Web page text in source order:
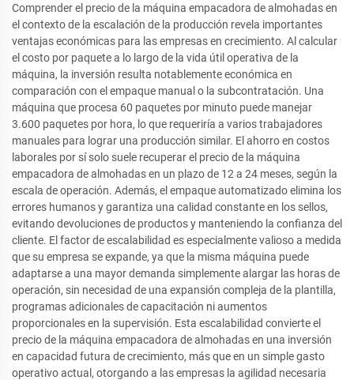
Comprender el precio de la máquina empacadora de almohadas en
el contexto de la escalación de la producción revela importantes
ventajas económicas para las empresas en crecimiento. Al calcular
el costo por paquete a lo largo de la vida útil operativa de la
máquina, la inversión resulta notablemente económica en
comparación con el empaque manual o la subcontratación. Una
máquina que procesa 60 paquetes por minuto puede manejar
3.600 paquetes por hora, lo que requeriría a varios trabajadores
manuales para lograr una producción similar. El ahorro en costos
laborales por sí solo suele recuperar el precio de la máquina
empacadora de almohadas en un plazo de 12 a 24 meses, según la
escala de operación. Además, el empaque automatizado elimina los
errores humanos y garantiza una calidad constante en los sellos,
evitando devoluciones de productos y manteniendo la confianza del
cliente. El factor de escalabilidad es especialmente valioso a medida
que su empresa se expande, ya que la misma máquina puede
adaptarse a una mayor demanda simplemente alargar las horas de
operación, sin necesidad de una expansión compleja de la plantilla,
programas adicionales de capacitación ni aumentos
proporcionales en la supervisión. Esta escalabilidad convierte el
precio de la máquina empacadora de almohadas en una inversión
en capacidad futura de crecimiento, más que en un simple gasto
operativo actual, otorgando a las empresas la agilidad necesaria